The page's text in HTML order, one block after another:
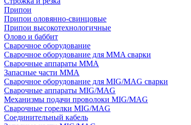
Припои
Припои оловянно-свинцовые
Припои высокотехнологичные
Олово и баббит
Сварочное оборудование
Сварочное оборудование для MMA сварки
Сварочные аппараты MMA
Запасные части MMA
Сварочное оборудование для MIG/MAG сварки
Сварочные аппараты MIG/MAG
Механизмы подачи проволоки MIG/MAG
Сварочные горелки MIG/MAG
Соединительный кабель